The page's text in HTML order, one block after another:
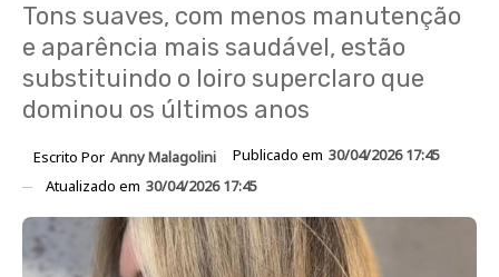
Tons suaves, com menos manutenção
e aparência mais saudável, estão
substituindo o loiro superclaro que
dominou os últimos anos
Escrito Por Anny Malagolini Publicado em 30/04/2026 17:45
Atualizado em 30/04/2026 17:45